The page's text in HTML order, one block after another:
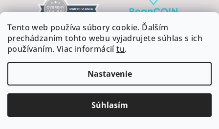
Tento web používa súbory cookie. Ďalším
prechádzaním tohto webu vyjadrujete súhlas s ich
používaním. Viac informáciítu.
Nastavenie
Súhlasím
Vytvoril Shoptet